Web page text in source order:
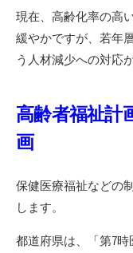
現在、高齢化率の高
緩やかですが、若年
う人材減少への対応
高齢者福祉計
画
保健医療福祉などの
します。
都道府県は、「第7